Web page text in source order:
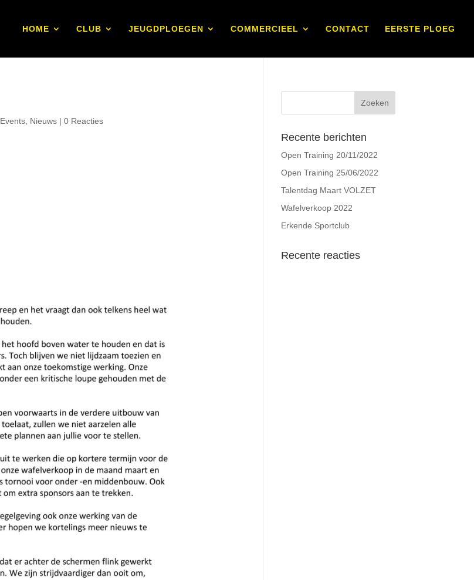
HOME CLUB JEUGDPLOEGEN COMMERCIEEL CONTACT EERSTE PLOEG
Events Nieuws |0 Reacties
Recente berichten
Open Training 20/11/2022
Open Training 25/06/2022
Talentdag Maart VOLZET
Wafelverkoop 2022
Erkende Sportclub
Recente reacties